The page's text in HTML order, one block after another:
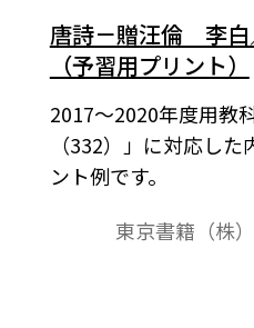
唐詩－贈汪倫 李
（予習用プリント）
2017～2020年度用教
（332）」に対応し
ント例です。
東京書籍（株